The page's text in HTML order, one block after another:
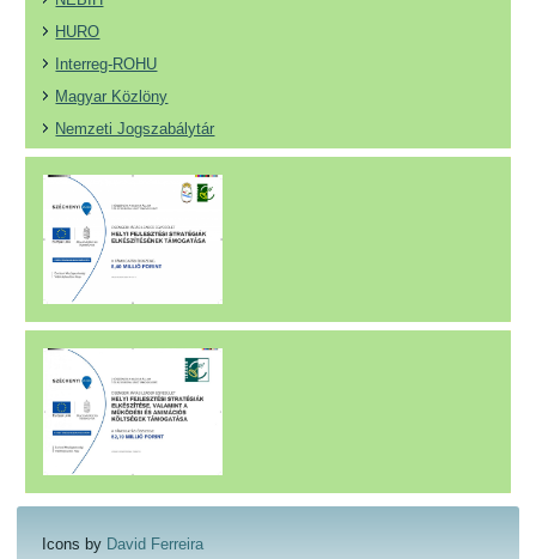
HURO
Interreg-ROHU
Magyar Közlöny
Nemzeti Jogszabálytár
Icons by David Ferreira